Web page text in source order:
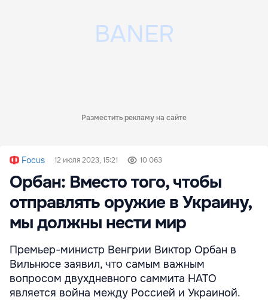
Разместить рекламу на сайте
Focus 12 июля 2023, 15:21 10 063
Орбан: Вместо того, чтобы
отправлять оружие в Украину,
мы должны нести мир
Премьер-министр Венгрии Виктор Орбан в
Вильнюсе заявил, что самым важным
вопросом двухдневного саммита НАТО
является война между Россией и Украиной.